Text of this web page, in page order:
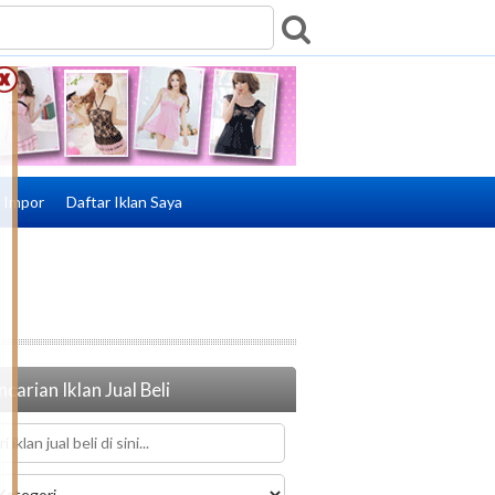
Impor Daftar Iklan Saya
Iklan Jual Beli